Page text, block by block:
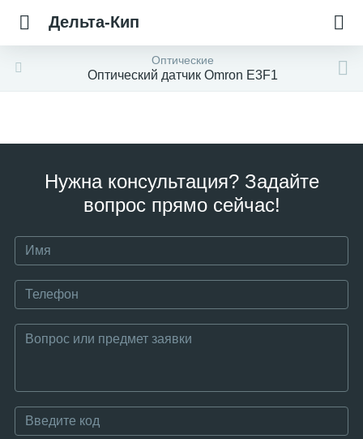
Дельта-Кип
Оптические
Оптический датчик Omron E3F1
Нужна консультация? Задайте
вопрос прямо сейчас!